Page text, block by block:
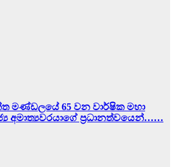
මණ්ඩලයේ 65 වන වාර්ෂික මහා
අමාත්‍යවරයාගේ ප්‍රධානත්වයෙන්……